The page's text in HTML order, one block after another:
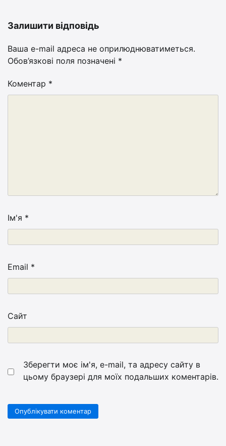
Залишити відповідь
Ваша e-mail адреса не оприлюднюватиметься.
Обов’язкові поля позначені *
Коментар *
Ім'я *
Email *
Сайт
Зберегти моє ім'я, e-mail, та адресу сайту в
цьому браузері для моїх подальших коментарів.